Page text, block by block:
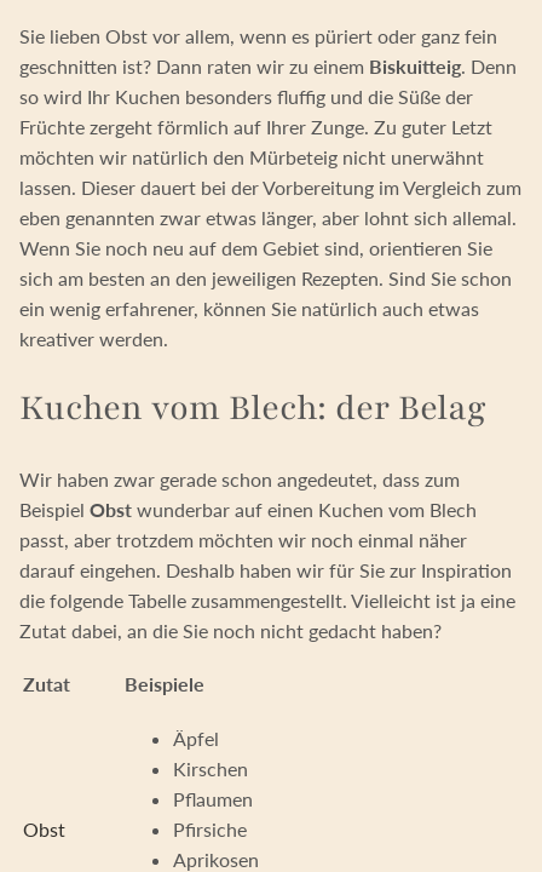
Sie lieben Obst vor allem, wenn es püriert oder ganz fein
geschnitten ist? Dann raten wir zu einem Biskuitteig. Denn
so wird Ihr Kuchen besonders fluffig und die Süße der
Früchte zergeht förmlich auf Ihrer Zunge. Zu guter Letzt
möchten wir natürlich den Mürbeteig nicht unerwähnt
lassen. Dieser dauert bei der Vorbereitung im Vergleich zum
eben genannten zwar etwas länger, aber lohnt sich allemal.
Wenn Sie noch neu auf dem Gebiet sind, orientieren Sie
sich am besten an den jeweiligen Rezepten. Sind Sie schon
ein wenig erfahrener, können Sie natürlich auch etwas
kreativer werden.
Kuchen vom Blech: der Belag
Wir haben zwar gerade schon angedeutet, dass zum
Beispiel Obst wunderbar auf einen Kuchen vom Blech
passt, aber trotzdem möchten wir noch einmal näher
darauf eingehen. Deshalb haben wir für Sie zur Inspiration
die folgende Tabelle zusammengestellt. Vielleicht ist ja eine
Zutat dabei, an die Sie noch nicht gedacht haben?
Zutat Beispiele
Obst
Äpfel
Kirschen
Pflaumen
Pfirsiche
Aprikosen